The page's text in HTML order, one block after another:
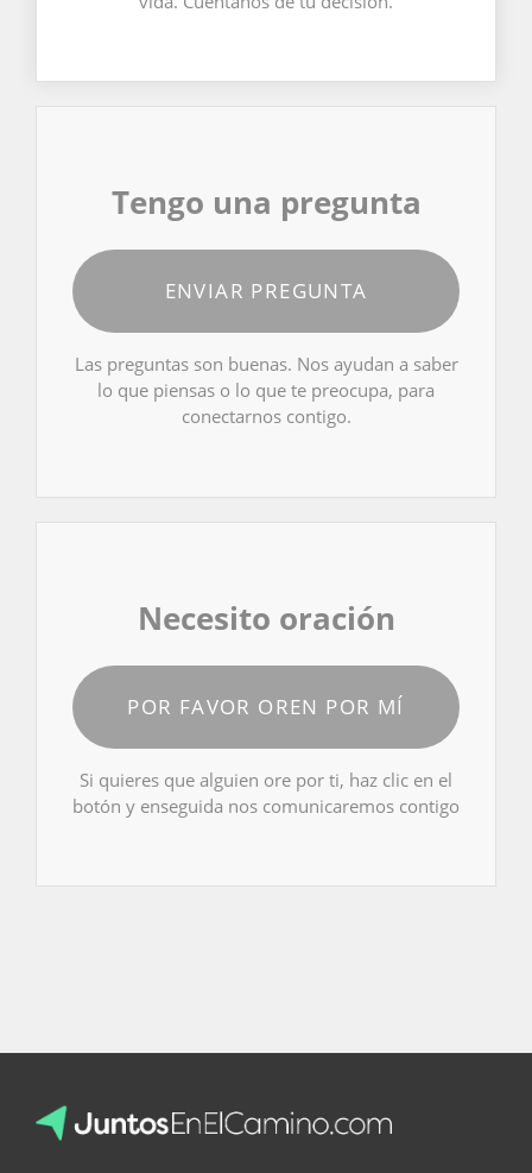
Tengo una pregunta
ENVIAR PREGUNTA
Las preguntas son buenas. Nos ayudan a saber
lo que piensas o lo que te preocupa, para
conectarnos contigo.
Necesito oración
POR FAVOR OREN POR MÍ
Si quieres que alguien ore por ti, haz clic en el
botón y enseguida nos comunicaremos contigo